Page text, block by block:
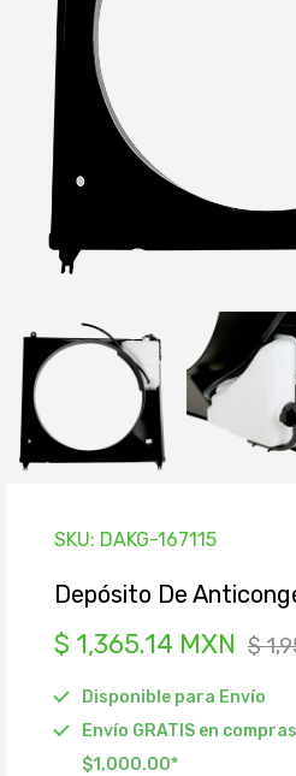
SKU: DAKG-167115
Depósito De
$
$ 1,365.14 MXN
Disponible para Envío
Envío GRATIS en
$1,000.00*